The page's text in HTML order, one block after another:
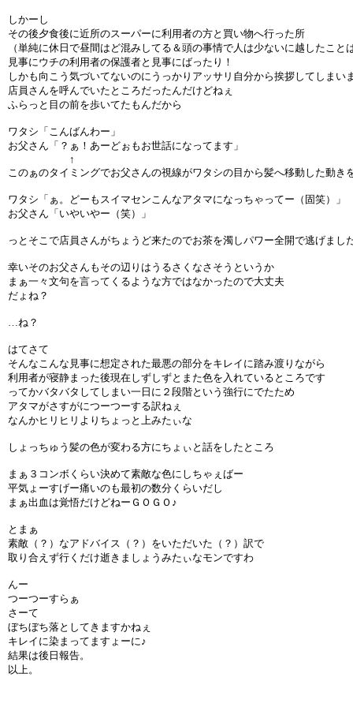
しかーし
その後夕食後に近所のスーパーに利用者の方と買い物へ行った所
（単純に休日で昼間はど混みしてる＆頭の事情で人は少ないに越したこと
見事にウチの利用者の保護者と見事にばったり！
しかも向こう気づいてないのにうっかりアッサリ自分から挨拶してしま
店員さんを呼んでいたところだったんだけどねぇ
ふらっと目の前を歩いてたもんだから
ワタシ「こんばんわー」
お父さん「？ぁ！あーどぉもお世話になってます」
↑
このぁのタイミングでお父さんの視線がワタシの目から髪へ移動した動
ワタシ「ぁ。どーもスイマセンこんなアタマになっちゃってー（固笑）」
お父さん「いやいやー（笑）」
っとそこで店員さんがちょうど来たのでお茶を濁しパワー全開で逃げまし
幸いそのお父さんもその辺りはうるさくなさそうというか
まぁ一々文句を言ってくるような方ではなかったので大丈夫
だょね？
…ね？
はてさて
そんなこんな見事に想定された最悪の部分をキレイに踏み渡りながら
利用者が寝静まった後現在しずしずとまた色を入れているところです
ってかバタバタしてしまい一日に２段階という強行にでたため
アタマがさすがにつーつーする訳ねぇ
なんかヒリヒリよりちょっと上みたぃな
しょっちゅう髪の色が変わる方にちょぃと話をしたところ
まぁ３コンボくらい決めて素敵な色にしちゃぇばー
平気ょーすげー痛いのも最初の数分くらいだし
まぁ出血は覚悟だけどねーＧＯＧＯ♪
とまぁ
素敵（？）なアドバイス（？）をいただいた（？）訳で
取り合えず行くだけ逝きましょうみたぃなモンですわ
んー
つーつーすらぁ
さーて
ぼちぼち落としてきますかねぇ
キレイに染まってますょーに♪
結果は後日報告。
以上。